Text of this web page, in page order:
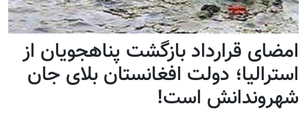
امضای قرارداد بازگشت پناهجویان از
استرالیا؛ دولت افغانستان بلای جان
شهروندانش است!